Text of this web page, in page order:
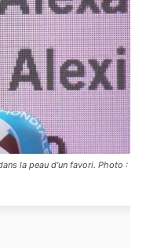
la peau d'un favori. Photo :